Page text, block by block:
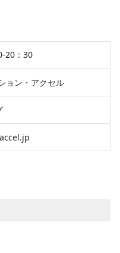
20：30
ョン・アクセル